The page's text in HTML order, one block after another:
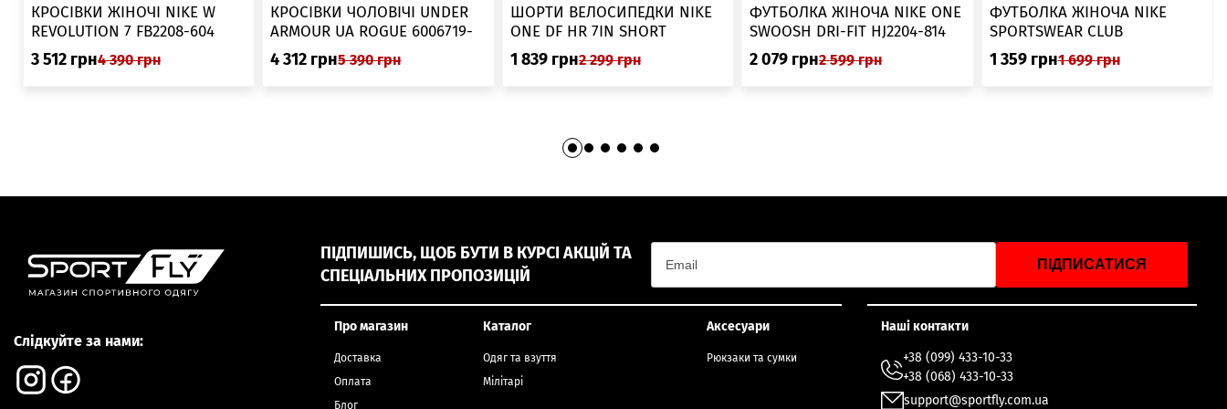
▲
КРОСІВКИ ЖІНОЧІ NIKE W
REVOLUTION 7 FB2208-604
3 512 грн4 390 грн
▲
КРОСІВКИ ЧОЛОВІЧІ UNDER
ARMOUR UA ROGUE 6006719-
025
4 312 грн5 390 грн
ШОРТИ ВЕЛОСИПЕДКИ NIKE
ONE DF HR 7IN SHORT
DV9022-010
1 839 грн2 299 грн
ФУТБОЛКА ЖІНОЧА NIKE ONE
SWOOSH DRI-FIT HJ2204-814
2 079 грн2 599 грн
ФУТБОЛКА ЖІНОЧА NIKE
SPORTSWEAR CLUB
ESSENTIALS DX7902-286
1 359 грн1 699 грн
Слідкуйте за нами:
ПІДПИШИСЬ, ЩОБ БУТИ В КУРСІ АКЦІЙ ТА
СПЕЦІАЛЬНИХ ПРОПОЗИЦІЙ
ПІДПИСАТИСЯ
Про магазин
Доставка
Оплата
Блог
Каталог
Одяг та взуття
Мілітарі
Аксесуари
Рюкзаки та сумки
Наші контакти
+38 (099) 433-10-33
+38 (068) 433-10-33
support@sportfly.com.ua